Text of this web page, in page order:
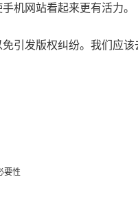
机网站看起来更有活力。
引发版权纠纷。我们应
要性